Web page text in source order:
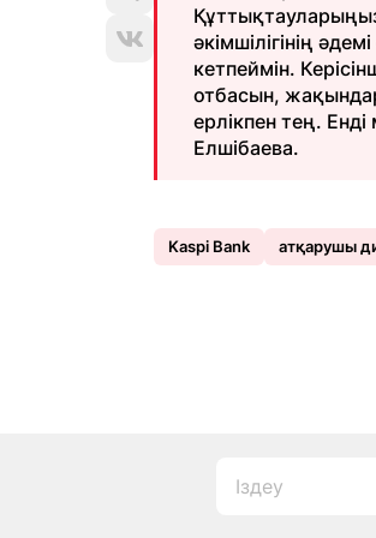
әкімшілігінің
кетпеймін.
отбасын,
ерлікпен тең.
Елшібаева.
Kaspi Bank атқарушы